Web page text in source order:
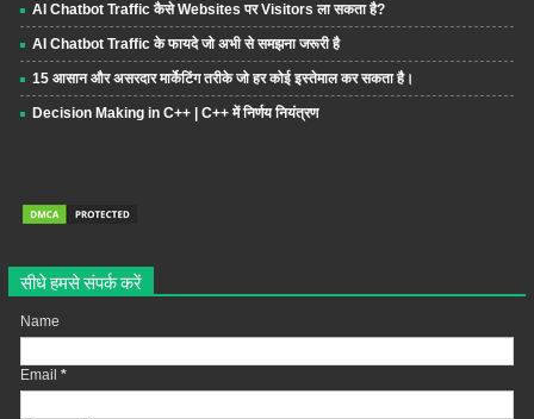
AI Chatbot Traffic कैसे Websites पर Visitors ला सकता है?
AI Chatbot Traffic के फायदे जो अभी से समझना जरूरी है
15 आसान और असरदार मार्केटिंग तरीके जो हर कोई इस्तेमाल कर सकता है।
Decision Making in C++ | C++ में निर्णय नियंत्रण
सीधे हमसे संपर्क करें
Name
Email *